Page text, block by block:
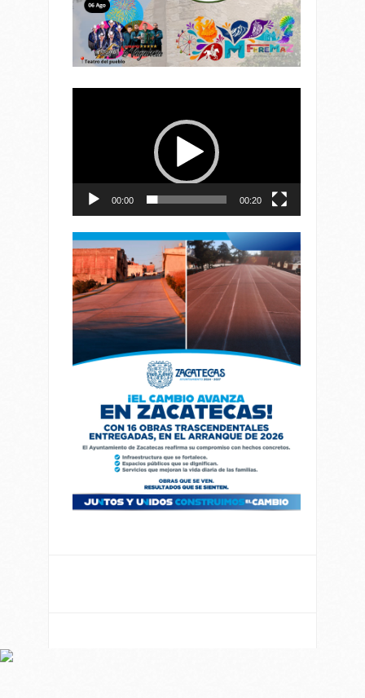
00:00 00:20